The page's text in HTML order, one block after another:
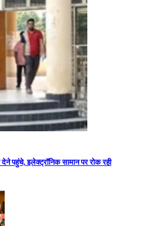
देने पहुंचे, इलेक्ट्रॉनिक सामान पर रोक रही